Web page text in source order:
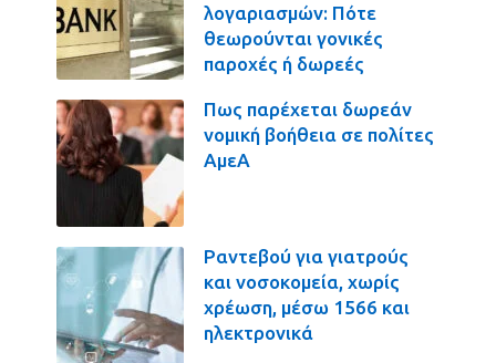
λογαριασμών: Πότε
θεωρούνται γονικές
παροχές ή δωρεές
Πως παρέχεται δωρεάν
νομική βοήθεια σε πολίτες
ΑμεΑ
Ραντεβού για γιατρούς
και νοσοκομεία, χωρίς
χρέωση, μέσω 1566 και
ηλεκτρονικά